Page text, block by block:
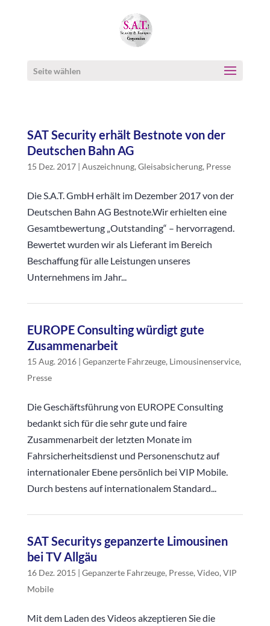
Seite wählen
SAT Security erhält Bestnote von der
Deutschen Bahn AG
15 Dez. 2017| Auszeichnung, Gleisabsicherung, Presse
Die S.A.T. GmbH erhält im Dezember 2017 von der
Deutschen Bahn AG Bestnote.Wir erhielten eine
Gesamtbewertung „Outstanding“ – hervorragend.
Bewertet wurden wir als Lieferant im Bereich
Beschaffung für alle Leistungen unseres
Unternehmens im Jahr...
EUROPE Consulting würdigt gute
Zusammenarbeit
15 Aug. 2016| Gepanzerte Fahrzeuge, Limousinenservice,
Presse
Die Geschäftsführung von EUROPE Consulting
bedankt sich für die sehr gute und faire
Zusammenarbeit der letzten Monate im
Fahrsicherheitsdienst und Personenschutz auf
internationaler Ebene persönlich bei VIP Mobile.
Durch bestens auf internationalem Standard...
SAT Securitys gepanzerte Limousinen
bei TV Allgäu
16 Dez. 2015 | Gepanzerte Fahrzeuge, Presse, Video, VIP
Mobile
Mit dem Laden des Videos akzeptieren Sie die